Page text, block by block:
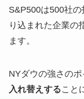
S&P500は500社
り込まれた企業の
ます。
NYダウの強さの
入れ替えすること